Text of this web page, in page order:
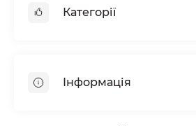
Категорії
Рулонні штори
Інформація